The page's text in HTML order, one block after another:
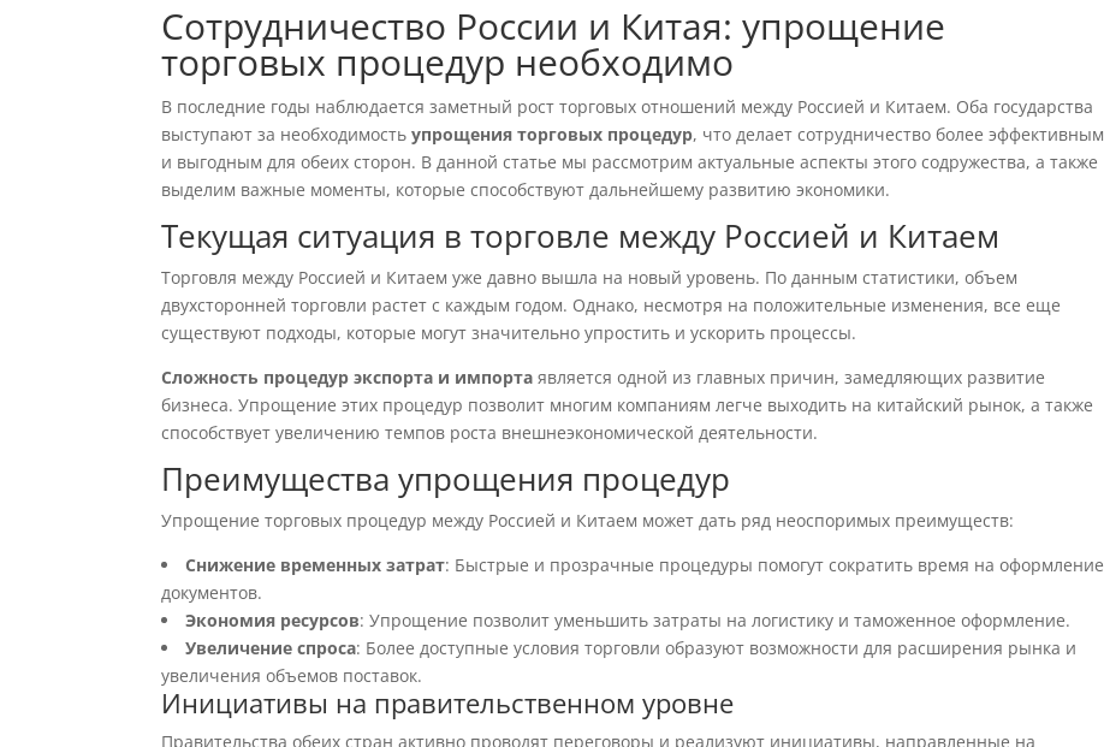
Сотрудничество России и Китая: упрощение
торговых процедур необходимо
В последние годы наблюдается заметный рост торговых отношений между Россией и Китаем. Оба государства
выступают за необходимостьупрощения торговых процедур, что делает сотрудничество более эффективным
и выгодным для обеих сторон. В данной статье мы рассмотрим актуальные аспекты этого содружества, а также
выделим важные моменты, которые способствуют дальнейшему развитию экономики.
Текущая ситуация в торговле между Россией и Китаем
Торговля между Россией и Китаем уже давно вышла на новый уровень. По данным статистики, объем
двухсторонней торговли растет с каждым годом. Однако, несмотря на положительные изменения, все еще
существуют подходы, которые могут значительно упростить и ускорить процессы.
Сложность процедур экспорта и импорта является одной из главных причин, замедляющих развитие
бизнеса. Упрощение этих процедур позволит многим компаниям легче выходить на китайский рынок, а также
способствует увеличению темпов роста внешнеэкономической деятельности.
Преимущества упрощения процедур
Упрощение торговых процедур между Россией и Китаем может дать ряд неоспоримых преимуществ:
Снижение временных затрат: Быстрые и прозрачные процедуры помогут сократить время на оформление
документов.
Экономия ресурсов: Упрощение позволит уменьшить затраты на логистику и таможенное оформление.
Увеличение спроса: Более доступные условия торговли образуют возможности для расширения рынка и
увеличения объемов поставок.
Инициативы на правительственном уровне
Правительства обеих стран активно проводят переговоры и реализуют инициативы, направленные на